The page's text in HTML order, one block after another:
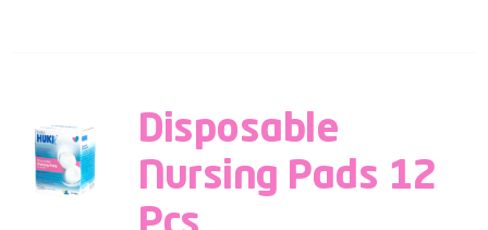
Disposable
Nursing Pads 12